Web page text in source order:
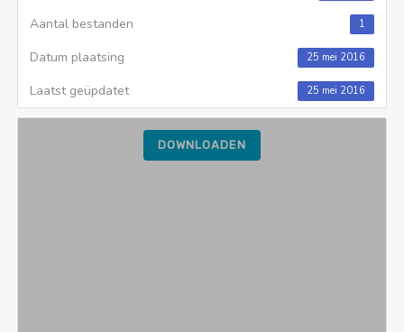
Aantal bestanden 1
Datum plaatsing 25 mei 2016
Laatst geüpdatet 25 mei 2016
DOWNLOADEN